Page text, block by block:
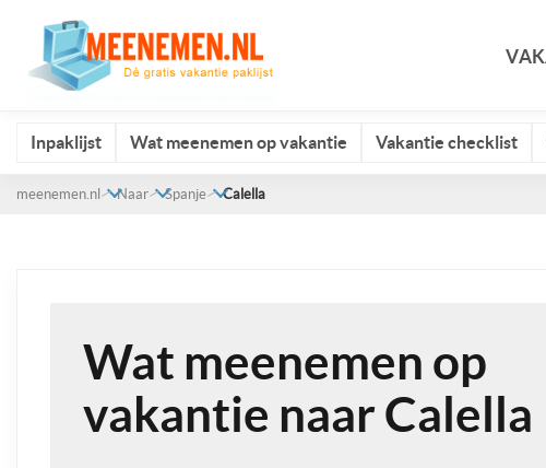
Inpaklijst Wat meenemen op vakantie Vakantie checklist
meenemen.nl Naar Spanje Calella
Wat meenemen op
vakantie naar Calella